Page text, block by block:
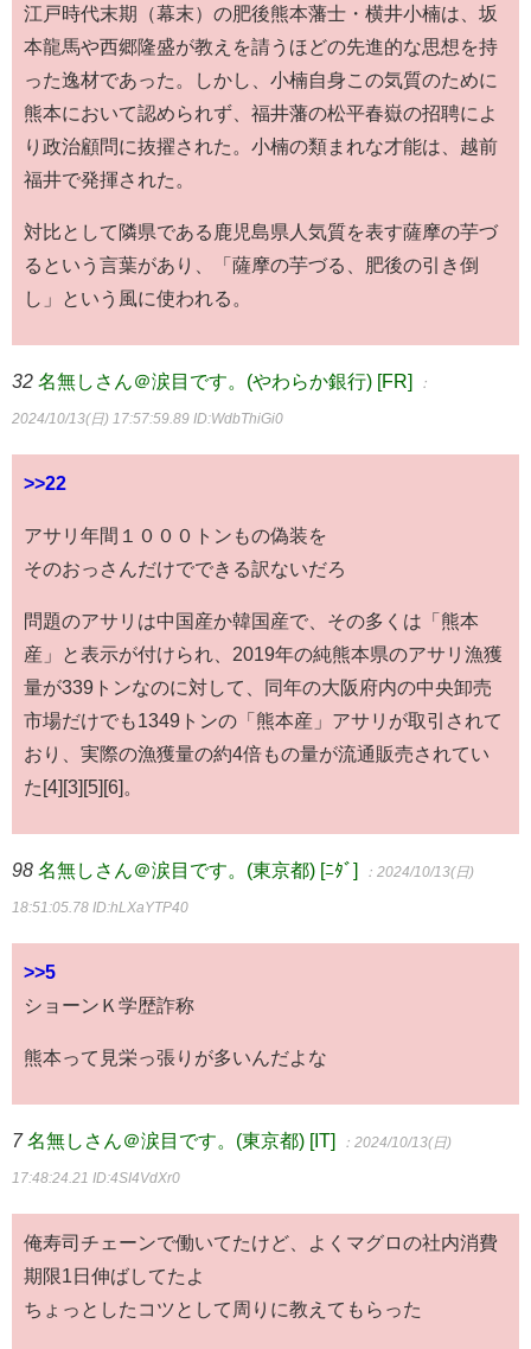
江戸時代末期（幕末）の肥後熊本藩士・横井小楠は、坂
本龍馬や西郷隆盛が教えを請うほどの先進的な思想を持
った逸材であった。しかし、小楠自身この気質のために
熊本において認められず、福井藩の松平春嶽の招聘によ
り政治顧問に抜擢された。小楠の類まれな才能は、越前
福井で発揮された。
対比として隣県である鹿児島県人気質を表す薩摩の芋づ
るという言葉があり、「薩摩の芋づる、肥後の引き倒
し」という風に使われる。
32 名無しさん＠涙目です。(やわらか銀行) [FR] ：
2024/10/13(日) 17:57:59.89 ID:WdbThiGi0
>>22
アサリ年間１０００トンもの偽装を
そのおっさんだけでできる訳ないだろ
問題のアサリは中国産か韓国産で、その多くは「熊本
産」と表示が付けられ、2019年の純熊本県のアサリ漁獲
量が339トンなのに対して、同年の大阪府内の中央卸売
市場だけでも1349トンの「熊本産」アサリが取引されて
おり、実際の漁獲量の約4倍もの量が流通販売されてい
た[4][3][5][6]。
98 名無しさん＠涙目です。(東京都) [ﾆﾀﾞ] ：2024/10/13(日)
18:51:05.78 ID:hLXaYTP40
>>5
ショーンＫ学歴詐称
熊本って見栄っ張りが多いんだよな
7 名無しさん＠涙目です。(東京都) [IT] ：2024/10/13(日)
17:48:24.21 ID:4SI4VdXr0
俺寿司チェーンで働いてたけど、よくマグロの社内消費
期限1日伸ばしてたよ
ちょっとしたコツとして周りに教えてもらった